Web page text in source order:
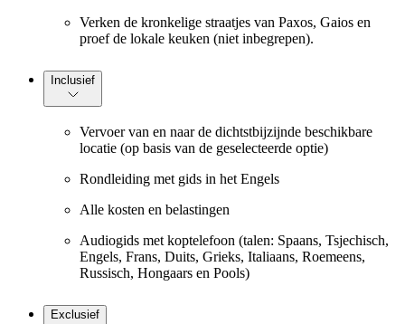
Verken de kronkelige straatjes van Paxos, Gaios en
proef de lokale keuken (niet inbegrepen).
Inclusief
Vervoer van en naar de dichtstbijzijnde beschikbare
locatie (op basis van de geselecteerde optie)
Rondleiding met gids in het Engels
Alle kosten en belastingen
Audiogids met koptelefoon (talen: Spaans, Tsjechisch,
Engels, Frans, Duits, Grieks, Italiaans, Roemeens,
Russisch, Hongaars en Pools)
Exclusief